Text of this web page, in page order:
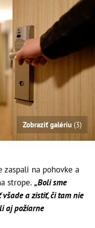
Zobraziť galériu (3)
zaspali na pohovke a
strope. „Boli sme
všade a zistiť, či tam nie
aj požiarne